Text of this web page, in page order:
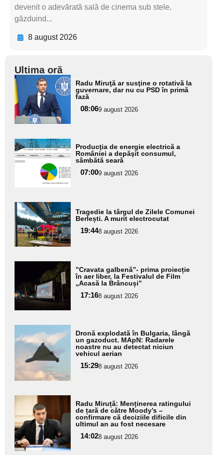
devenit o adevărată sală de cinema sub stele,
găzduind...
8 august 2026
Ultima oră
Adaugă
aici textul
pentru
subtitlu
Radu Miruţă ar susţine o rotativă la
guvernare, dar nu cu PSD în primă
fază
08:069 august 2026
Adaugă
aici textul
pentru
subtitlu
Producţia de energie electrică a
României a depăşit consumul,
sâmbătă seară
07:009 august 2026
Adaugă
aici textul
pentru
subtitlu
Tragedie la târgul de Zilele Comunei
Berlești. A murit electrocutat
19:448 august 2026
Adaugă
aici textul
pentru
subtitlu
”Cravata galbenă”- prima proiecție
în aer liber, la Festivalul de Film
„Acasă la Brâncuși”
17:168 august 2026
Adaugă
aici textul
pentru
subtitlu
Dronă explodată în Bulgaria, lângă
un gazoduct. MApN: Radarele
noastre nu au detectat niciun
vehicul aerian
15:298 august 2026
Adaugă
aici textul
pentru
subtitlu
Radu Miruță: Menținerea ratingului
de țară de către Moody’s –
confirmare că deciziile dificile din
ultimul an au fost necesare
14:028 august 2026